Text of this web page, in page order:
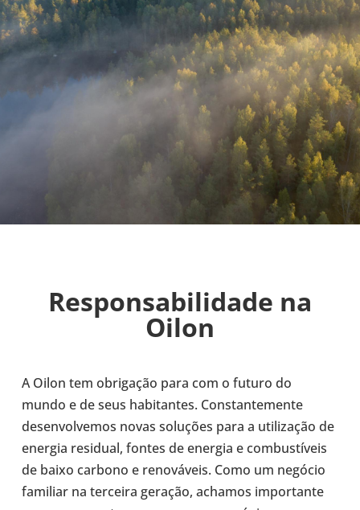
Res­pon­sa­bi­li­dade na
Oilon
A Oilon tem obri­ga­ção para com o futuro do
mundo e de seus habi­tan­tes. Cons­tan­te­mente
desen­vol­ve­mos novas solu­ções para a uti­li­za­ção de
energia resi­dual, fontes de energia e com­bus­tí­veis
de baixo carbono e reno­vá­veis. Como um negócio
fami­liar na ter­ceira geração, achamos impor­tante